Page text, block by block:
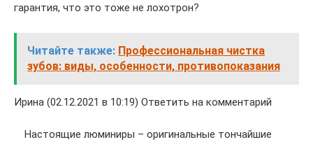
гарантия, что это тоже не лохотрон?
Читайте также: Профессиональная чистка
зубов: виды, особенности, противопоказания
Ирина (02.12.2021 в 10:19) Ответить на комментарий
Настоящие люминиры – оригинальные тончайшие